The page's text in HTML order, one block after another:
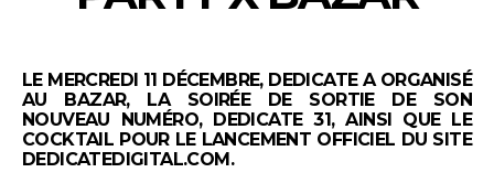
LE MERCREDI 11 DÉCEMBRE, DEDICATE A ORGANISÉ
AU BAZAR, LA SOIRÉE DE SORTIE DE SON
NOUVEAU NUMÉRO, DEDICATE 31, AINSI QUE LE
COCKTAIL POUR LE LANCEMENT OFFICIEL DU SITE
DEDICATEDIGITAL.COM.